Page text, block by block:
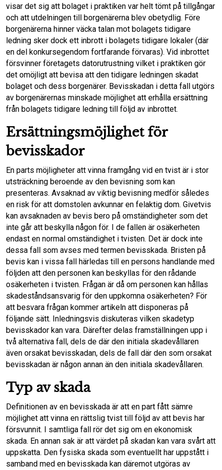
visar det sig att bolaget i praktiken var helt tömt på tillgångar
och att utdelningen till borgenärerna blev obetydlig. Före
borgenärerna hinner väcka talan mot bolagets tidigare
ledning sker dock ett inbrott i bolagets tidigare lokaler (där
en del konkursegendom fortfarande förvaras). Vid inbrottet
försvinner företagets datorutrustning vilket i praktiken gör
det omöjligt att bevisa att den tidigare ledningen skadat
bolaget och dess borgenärer. Bevisskadan i detta fall utgörs
av borgenärernas minskade möjlighet att erhålla ersättning
från bolagets tidigare ledning till följd av inbrottet.
Ersättningsmöjlighet för
bevisskador
En parts möjligheter att vinna framgång vid en tvist är i stor
utsträckning beroende av den bevisning som kan
presenteras. Avsaknad av viktig bevisning medför således
en risk för att domstolen avkunnar en felaktig dom. Givetvis
kan avsaknaden av bevis bero på omständigheter som det
inte går att beskylla någon för. I de fallen är osäkerheten
endast en normal omständighet i tvisten. Det är dock inte
dessa fall som avses med termen bevisskada. Bristen på
bevis kan i vissa fall härledas till en persons handlande med
följden att den personen kan beskyllas för den rådande
osäkerheten i tvisten. Frågan är då om personen kan hållas
skadeståndsansvarig för den uppkomna osäkerheten? För
att besvara frågan kommer artikeln att disponeras på
följande sätt. Inledningsvis diskuteras vilken skadetyp
bevisskador kan vara. Därefter delas framställningen upp i
två alternativa fall, dels de där den initiala skadevållaren
även orsakat bevisskadan, dels de fall där den som orsakat
bevisskadan är någon annan än den initiala skadevållaren.
Typ av skada
Definitionen av en bevisskada är att en part fått sämre
möjlighet att vinna en rättslig tvist till följd av att bevis har
försvunnit. I samtliga fall rör det sig om en ekonomisk
skada. En annan sak är att värdet på skadan kan vara svårt att
uppskatta. Den fysiska skada som eventuellt har uppstått i
samband med en bevisskada kan däremot utgöras av